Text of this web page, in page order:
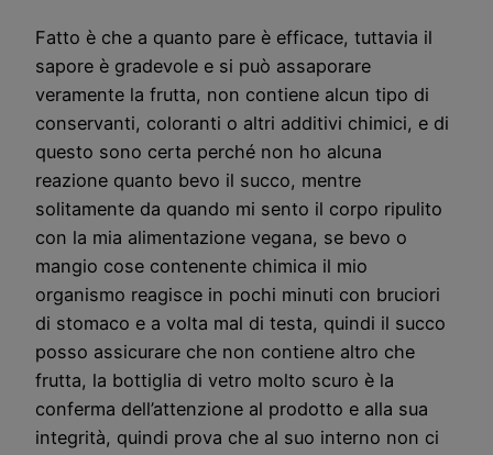
Fatto è che a quanto pare è efficace, tuttavia il
sapore è gradevole e si può assaporare
veramente la frutta, non contiene alcun tipo di
conservanti, coloranti o altri additivi chimici, e di
questo sono certa perché non ho alcuna
reazione quanto bevo il succo, mentre
solitamente da quando mi sento il corpo ripulito
con la mia alimentazione vegana, se bevo o
mangio cose contenente chimica il mio
organismo reagisce in pochi minuti con bruciori
di stomaco e a volta mal di testa, quindi il succo
posso assicurare che non contiene altro che
frutta, la bottiglia di vetro molto scuro è la
conferma dell’attenzione al prodotto e alla sua
integrità, quindi prova che al suo interno non ci